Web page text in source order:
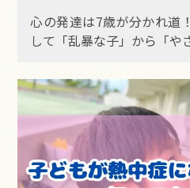
心の発達は7歳が分かれ道
して「乱暴な子」から「や